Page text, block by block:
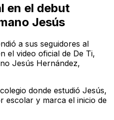
en el debut
Jesús
a sus seguidores al
el video oficial de De Ti,
Jesús Hernández,
donde estudió Jesús,
escolar y marca el inicio de